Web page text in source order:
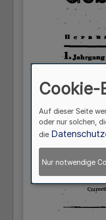
Cookie-
Auf dieser Seite
oder nur solchen,
die
Nur notwendige